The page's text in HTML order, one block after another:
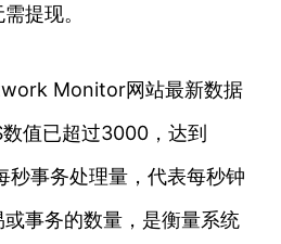
提现。
Monitor网站最新数据
值已超过3000，达到
秒事务处理量，代表每秒钟
事务的数量，是衡量系统